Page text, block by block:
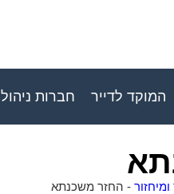
המוקד לדייר חברות ניהול
- החזר משכנתא